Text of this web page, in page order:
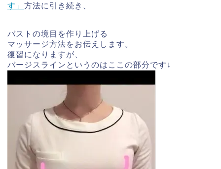
す」 方法に引き続き、
バストの境目を作り上げる
マッサージ方法をお伝えします。
復習になりますが、
バージスラインというのはここの部分です↓